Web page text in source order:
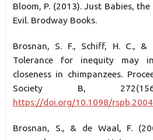
Bloom, P. (2013). Just Babies,
Evil. Brodway Books.
Brosnan, S. F., Schiff, H. C., &
Tolerance for inequity may
closeness in chimpanzees.
Society B,
https://doi.org/10.1098/
Brosnan, S., & de Waal, F.